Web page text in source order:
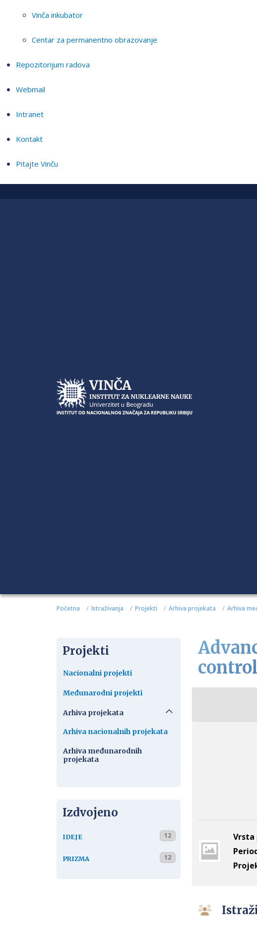
Vinča inkubator
Centar za permanentno obrazovanje
Repozitorijum radova
Webmail
Intranet
Kontakt
Pitajte Vinču
Početna Istraživanja Projekti Arhiva projekata Arhiva
Projekti
Nacionalni projekti
Međunarodni projekti
Arhiva projekata
Arhiva nacionalnih projekata
Arhiva međunarodnih
projekata
Izdvojeno
IDEJE 12
PRIZMA 12